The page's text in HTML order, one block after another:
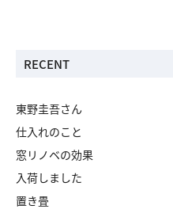
RECENT
東野圭吾さん
仕入れのこと
窓リノベの効果
入荷しました
置き畳